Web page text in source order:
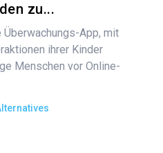
zu...
App, mit
ihrer Kinder
Menschen vor Online-